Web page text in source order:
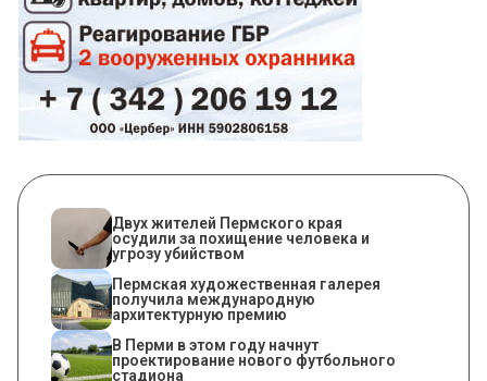
Двух жителей Пермского края
осудили за похищение человека и
угрозу убийством
Пермская художественная галерея
получила международную
архитектурную премию
В Перми в этом году начнут
проектирование нового футбольного
стадиона